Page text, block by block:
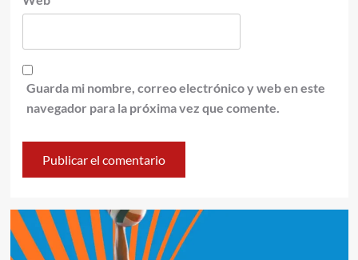
Guarda mi nombre, correo electrónico y web en este
navegador para la próxima vez que comente.